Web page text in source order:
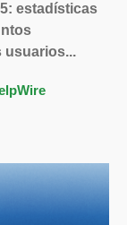
estadísticas
usuarios...